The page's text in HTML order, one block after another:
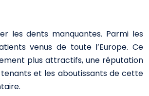
les dents manquantes. Parmi les
venus de toute l’Europe. Ce
plus attractifs, une réputation
et les aboutissants de cette